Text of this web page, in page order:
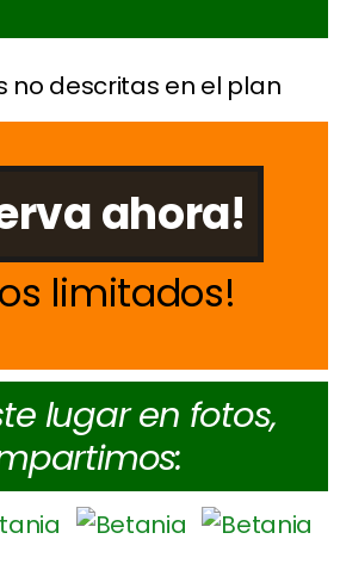
no descritas en el plan
ahora!
limitados
lugar en fotos,